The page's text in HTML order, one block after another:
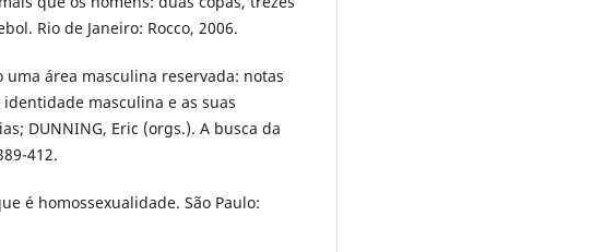
Rio de Janeiro: Rocco, 2006.
uma área masculina reservada: notas
masculina e as suas
DUNNING, Eric (orgs.). A busca da
412.
é homossexualidade. São Paulo: